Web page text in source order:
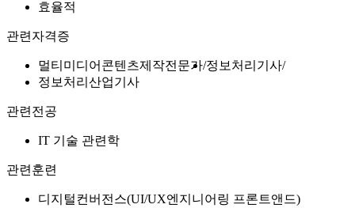
효율적
관련자격증
멀티미디어콘텐츠제작전문가 정보처리기사
정보처리산업기사
관련전공
IT 기술 관련학
관련훈련
디지털컨버전스(UI/UX엔지니어링 프론트앤드)